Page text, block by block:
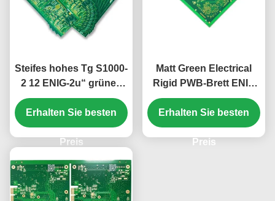
Steifes hohes Tg S1000-
2 12 ENIG-2u“ grünes
Weiß PWBs Schicht-
2.5mm
Erhalten Sie besten
Preis
Matt Green Electrical
Rigid PWB-Brett ENIG
2u“ 12 Schicht 2.2mm
Erhalten Sie besten
Preis